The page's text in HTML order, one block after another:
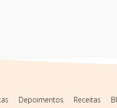
Depoimentos Receitas